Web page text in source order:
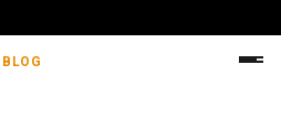
BLOG